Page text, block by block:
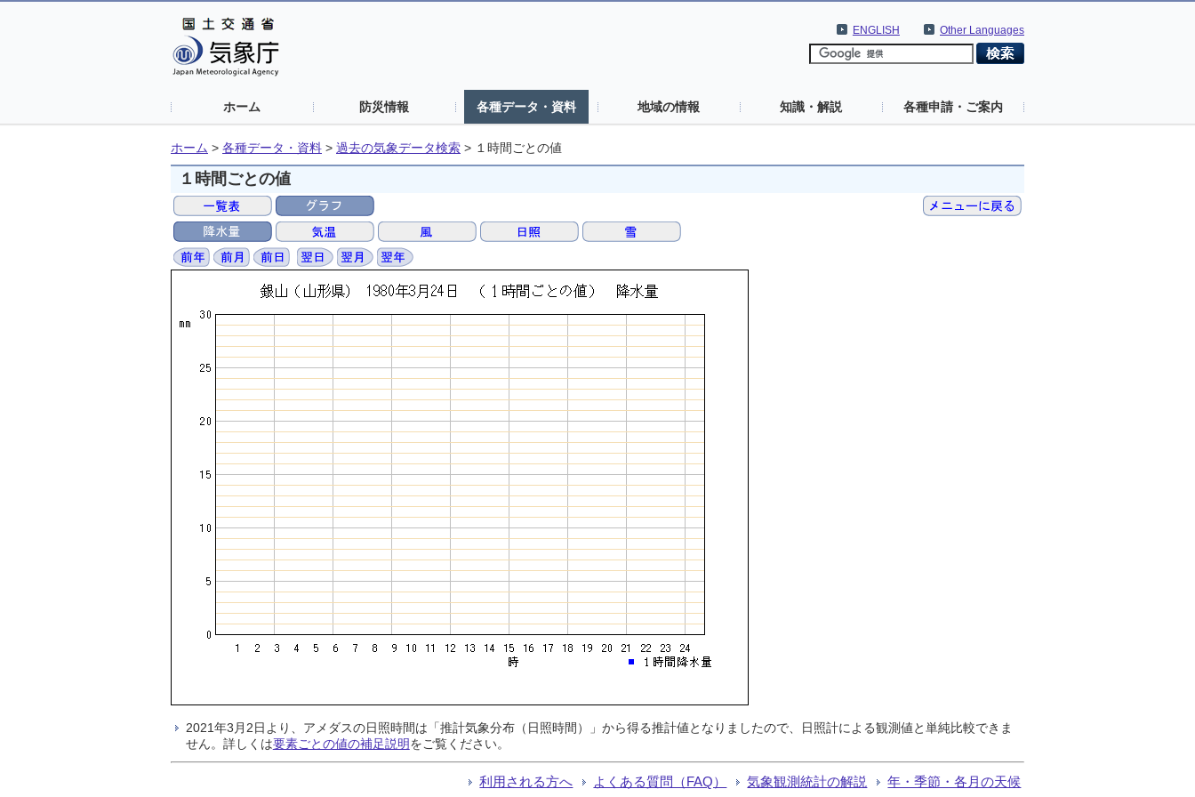
Other Languages
ENGLISH
ホーム 防災情報 各種データ・資料 地域の情報 知識・解説 各種申請・ご案内
ホーム > 各種データ・資料 > 過去の気象データ検索 > １時間ごとの値
１時間ごとの値
2021年3月2日より、アメダスの日照時間は「推計気象分布（日照時間）」から得る推計値となりましたので、日照計による観測値と単純比較できま
せん。詳しくは要素ごとの値の補足説明をご覧ください。
利用される方へ よくある質問（FAQ） 気象観測統計の解説 年・季節・各月の天候